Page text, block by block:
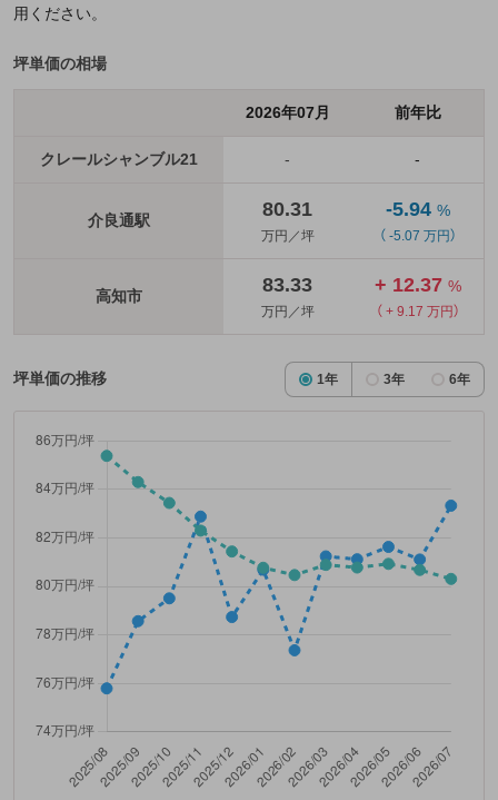
用ください。
坪単価の相場
2026年07月 前年比
クレールシャンブル21 - -
介良通駅 80.31
万円／坪
-5.94 %
（ -5.07 万円）
高知市 83.33
万円／坪
+ 12.37 %
（ + 9.17 万円）
坪単価の推移 1年 3年 6年